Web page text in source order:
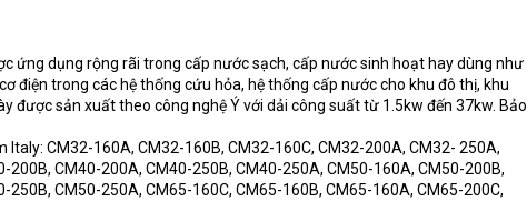
ứng dụng rộng rãi trong cấp nước sạch, cấp nước sinh hoạt hay dùng như
điện trong các hệ thống cứu hỏa, hệ thống cấp nước cho khu đô thị, khu
được sản xuất theo công nghệ Ý với dải công suất từ 1.5kw đến 37kw. Bảo
Italy: CM32-160A, CM32-160B, CM32-160C, CM32-200A, CM32- 250A,
200B, CM40-200A, CM40-250B, CM40-250A, CM50-160A, CM50-200B,
250B, CM50-250A, CM65-160C, CM65-160B, CM65-160A, CM65-200C,